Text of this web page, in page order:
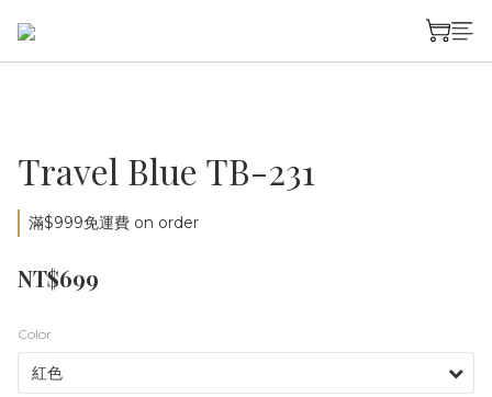
Travel Blue TB-231
滿$999免運費 on order
NT$699
Color